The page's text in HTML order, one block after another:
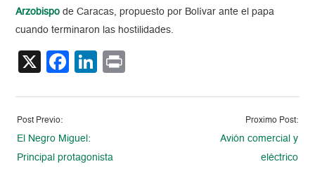
Arzobispo de Caracas, propuesto por Bolívar ante el papa
cuando terminaron las hostilidades.
X Facebook
LinkedIn
Post Previo:
El Negro Miguel:
Principal protagonista
Proximo Post:
Avión comercial y
eléctrico